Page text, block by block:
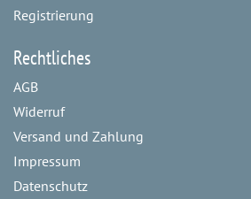
Registrierung
Rechtliches
AGB
Widerruf
Versand und Zahlung
Impressum
Datenschutz